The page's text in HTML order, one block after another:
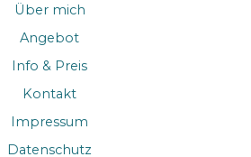
Über mich
Angebot
Info & Preis
Kontakt
Impressum
Datenschutz